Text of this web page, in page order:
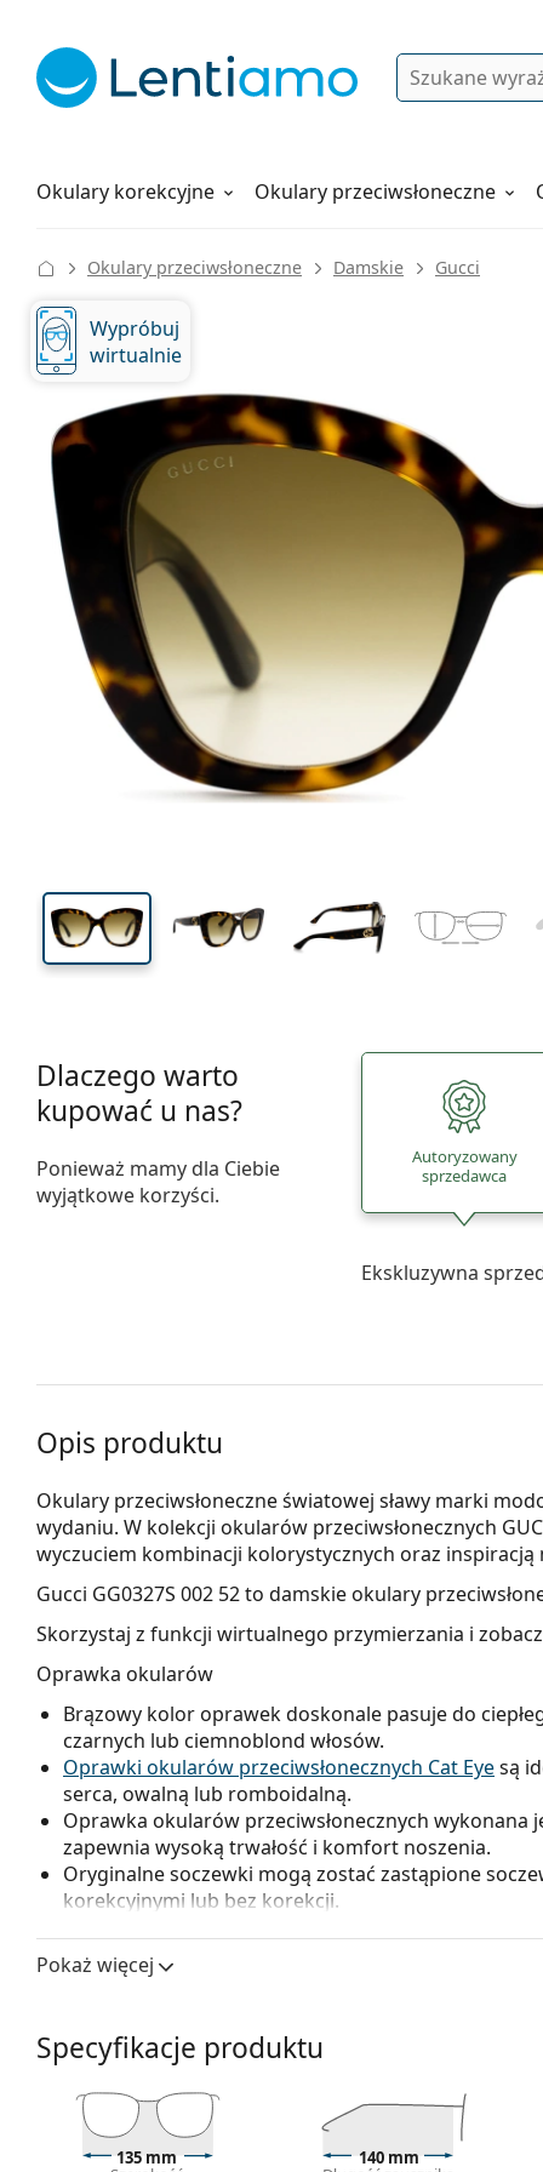
Wyszukiwanie
Płyny do soczewek
Okulary korekcyjne Okulary przeciwsłoneczne
Wszystko o zakupach
Okulary przeciwsłoneczne Damskie Gucci
48 mm
Wysokość soczewki Szerokość soczewki
soczewki
Wypróbuj
wirtualnie
Dlaczego warto
kupować u nas?
Ponieważ mamy dla Ciebie
wyjątkowe korzyści.
Autoryzowany
sprzedawca
Ekskluzywna
Opis produktu
Okulary przeciwsłoneczne światowej sławy marki
wydaniu. W kolekcji okularów przeciwsłonecznych
wyczuciem kombinacji kolorystycznych oraz
Gucci GG0327S 002 52to damskie okulary
Skorzystaj z funkcji wirtualnego przymierzania i
Oprawka okularów
Brązowy kolor oprawek doskonale pasuje do
czarnych lub ciemnoblond włosów.
Oprawki okularów przeciwsłonecznych Cat Eyesą
serca, owalną lub romboidalną.
Oprawka okularów przeciwsłonecznych
zapewnia wysoką trwałość i komfort noszenia.
Oryginalne soczewki mogą zostać zastąpione
korekcyjnymi lub bez korekcji.
Szkła okularowe
Brązowe soczewki okularów nieznacznie blokują
krótkowzroczność.
Okulary posiadająsoczewki gradalne
jaśniejsze w dół. Najciemniejszy odcień w górnej
słonecznego, a jaśniejszy odcień w dolnej części
soczewek zapewnia lepszą orientację w
Pokaż więcej
Specyfikacje produktu
135 mm 140 mm